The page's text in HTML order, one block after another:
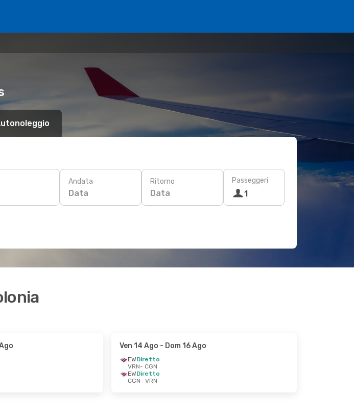
Andata
Data
Ritorno
Data
Passeggeri
1
Ven 14 Ago - Dom 16 Ago
EWDiretto
VRN- CGN
EWDiretto
CGN- VRN